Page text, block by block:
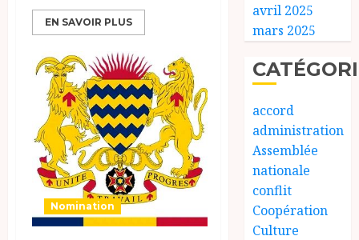
EN SAVOIR PLUS
Nomination
avril 2025
mars 2025
accord
administration
Assemblée
nationale
conflit
Coopération
Culture